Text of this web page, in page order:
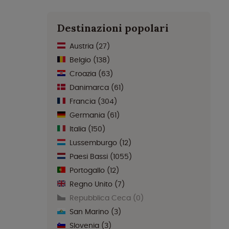
Destinazioni popolari
Austria (27)
Belgio (138)
Croazia (63)
Danimarca (61)
Francia (304)
Germania (61)
Italia (150)
Lussemburgo (12)
Paesi Bassi (1055)
Portogallo (12)
Regno Unito (7)
Repubblica Ceca (0)
San Marino (3)
Slovenia (3)